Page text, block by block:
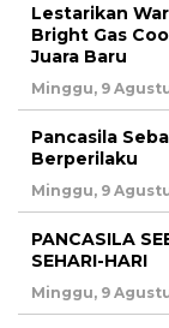
Lestarikan
Bright Gas
Juara Baru
Minggu, 9
Pancasila
Berperilaku
Minggu, 9
PANCASILA
SEHARI-HARI
Minggu, 9